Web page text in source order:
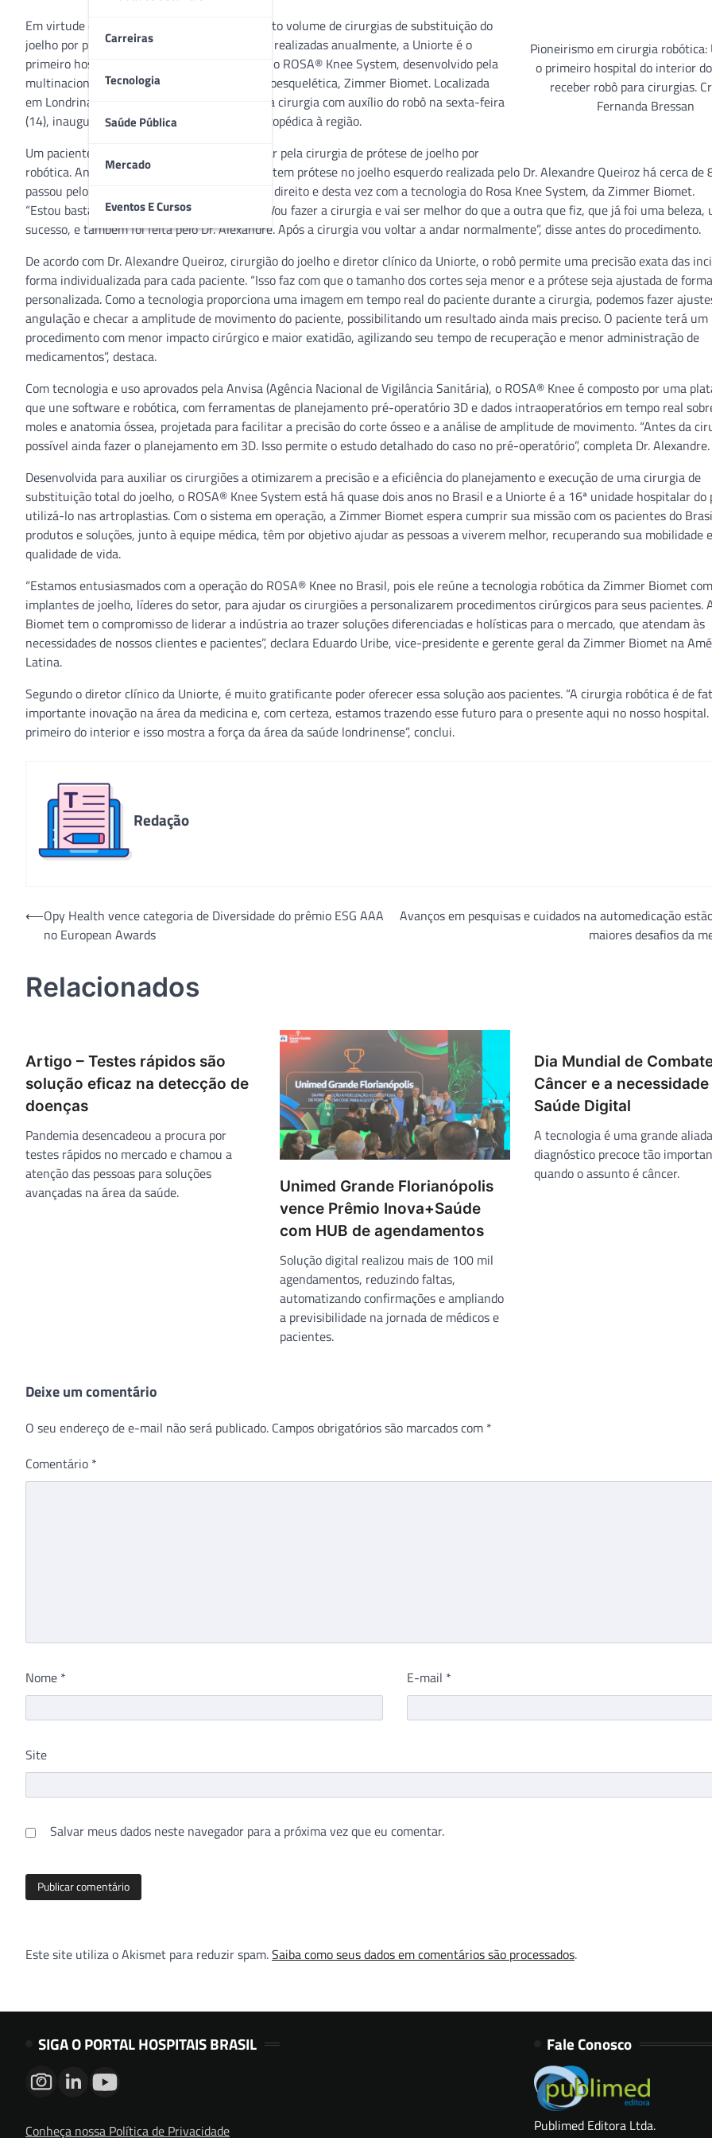
Carreiras
Tecnologia
Saúde Pública
Mercado
Eventos E Cursos
Pioneirismo em cirurgia
o primeiro hospital do interior
receber robô para cirurgias.
Fernanda Bressan
Em virtude do reconhecimento nacional e o alto volume de cirurgias de substituição do
joelho por próteses ortopédicas (artroplastias) realizadas anualmente, a Uniorte é o
primeiro hospital do interior do país a receber o ROSA®️ Knee System, desenvolvido pela
multinacional líder mundial em saúde musculoesquelética, Zimmer Biomet. Localizada
em Londrina (PR) a Uniorte realizou a primeira cirurgia com auxílio do robô na sexta-feira
(14), inaugurando uma nova fase da saúde ortopédica à região.
Um paciente de 80 anos foi o primeiro a passar pela cirurgia de prótese de joelho por
robótica. Antônio Carlos Pereira Vieira, que já tem prótese no joelho esquerdo realizada pelo Dr. Alexandre Queiroz há cerca de
passou pelo procedimento agora para o joelho direito e desta vez com a tecnologia do Rosa Knee System, da Zimmer Biomet.
“Estou bastante otimista, tenho bastante fé. Vou fazer a cirurgia e vai ser melhor do que a outra que fiz, que já foi uma beleza,
sucesso, e também foi feita pelo Dr. Alexandre. Após a cirurgia vou voltar a andar normalmente”, disse antes do procedimento.
De acordo com Dr. Alexandre Queiroz, cirurgião do joelho e diretor clínico da Uniorte, o robô permite uma precisão exata das
forma individualizada para cada paciente. “Isso faz com que o tamanho dos cortes seja menor e a prótese seja ajustada de forma
personalizada. Como a tecnologia proporciona uma imagem em tempo real do paciente durante a cirurgia, podemos fazer
angulação e checar a amplitude de movimento do paciente, possibilitando um resultado ainda mais preciso. O paciente terá um
procedimento com menor impacto cirúrgico e maior exatidão, agilizando seu tempo de recuperação e menor administração de
medicamentos”, destaca.
Com tecnologia e uso aprovados pela Anvisa (Agência Nacional de Vigilância Sanitária), o ROSA® Knee é composto por uma
que une software e robótica, com ferramentas de planejamento pré-operatório 3D e dados intraoperatórios em tempo real
moles e anatomia óssea, projetada para facilitar a precisão do corte ósseo e a análise de amplitude de movimento. “Antes da
possível ainda fazer o planejamento em 3D. Isso permite o estudo detalhado do caso no pré-operatório”, completa Dr. Alexandre.
Desenvolvida para auxiliar os cirurgiões a otimizarem a precisão e a eficiência do planejamento e execução de uma cirurgia de
substituição total do joelho, o ROSA® Knee System está há quase dois anos no Brasil e a Uniorte é a 16ª unidade hospitalar do
utilizá-lo nas artroplastias. Com o sistema em operação, a Zimmer Biomet espera cumprir sua missão com os pacientes do
produtos e soluções, junto à equipe médica, têm por objetivo ajudar as pessoas a viverem melhor, recuperando sua mobilidade e
qualidade de vida.
“Estamos entusiasmados com a operação do ROSA® Knee no Brasil, pois ele reúne a tecnologia robótica da Zimmer Biomet
implantes de joelho, líderes do setor, para ajudar os cirurgiões a personalizarem procedimentos cirúrgicos para seus pacientes.
Biomet tem o compromisso de liderar a indústria ao trazer soluções diferenciadas e holísticas para o mercado, que atendam às
necessidades de nossos clientes e pacientes”, declara Eduardo Uribe, vice-presidente e gerente geral da Zimmer Biomet na
Latina.
Segundo o diretor clínico da Uniorte, é muito gratificante poder oferecer essa solução aos pacientes. “A cirurgia robótica é de
importante inovação na área da medicina e, com certeza, estamos trazendo esse futuro para o presente aqui no nosso hospital.
primeiro do interior e isso mostra a força da área da saúde londrinense”, conclui.
Redação
Navegação
⟵Opy Health vence categoria de Diversidade do prêmio ESG AAA
no European Awards
Avanços em pesquisas e cuidados na automedicação
maiores desafios da
Relacionados
Artigo – Testes rápidos são
solução eficaz na detecção de
doenças
Pandemia desencadeou a procura por
testes rápidos no mercado e chamou a
atenção das pessoas para soluções
avançadas na área da saúde.
Unimed Grande Florianópolis
vence Prêmio Inova+Saúde
com HUB de agendamentos
Solução digital realizou mais de 100 mil
agendamentos, reduzindo faltas,
automatizando confirmações e ampliando
a previsibilidade na jornada de médicos e
pacientes.
Dia Mundial de
Câncer e a necessidade
Saúde Digital
A tecnologia é uma grande
diagnóstico precoce tão
quando o assunto é câncer.
Deixe um comentário
O seu endereço de e-mail não será publicado. Campos obrigatórios são marcados com *
Comentário *
Nome * E-mail *
Site
Salvar meus dados neste navegador para a próxima vez que eu comentar.
Este site utiliza o Akismet para reduzir spam.Saiba como seus dados em comentários são processados.
SIGA O PORTAL HOSPITAIS BRASIL
Conheça nossa Política de Privacidade
Fale Conosco
Publimed Editora Ltda.